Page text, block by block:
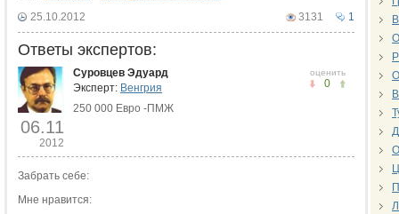
1
3131
25.10.2012
Ответы экспертов:
06.11
2012
оценить
0
Суровцев Эдуард
Эксперт: Венгрия
250 000 Евро -ПМЖ
Забрать себе:
Мне нравится: